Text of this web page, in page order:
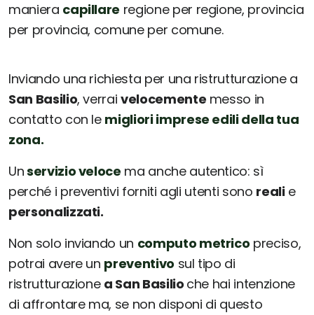
maniera capillare regione per regione, provincia
per provincia, comune per comune.
Inviando una richiesta per una ristrutturazione a
San Basilio, verraivelocemente messo in
contatto con le migliori imprese edili della tua
zona.
Unservizio veloce ma anche autentico: sì
perché i preventivi forniti agli utenti sono realie
personalizzati.
Non solo inviando un computo metrico preciso,
potrai avere un preventivo sul tipo di
ristrutturazione a San Basilio che hai intenzione
di affrontare ma, se non disponi di questo